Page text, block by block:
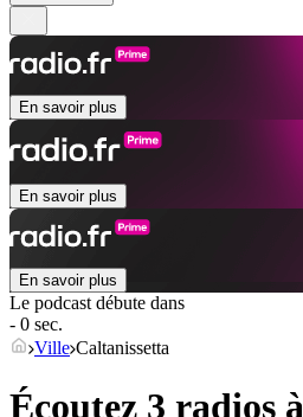
En savoir plus
En savoir plus
En savoir plus
Le podcast débute dans
- 0 sec.
Ville Caltanissetta
Écoutez 3 radios à